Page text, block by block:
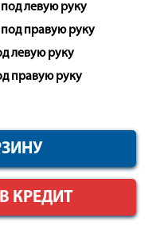
левую руку
правую руку
левую руку
правую руку
КРЕДИТ